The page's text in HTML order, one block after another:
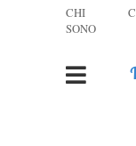
CHI
SONO